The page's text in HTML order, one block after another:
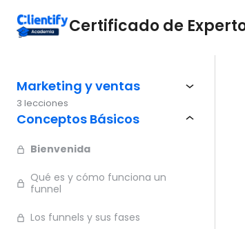
Certificado de
Marketing y ventas
3 lecciones
Conceptos Básicos
Bienvenida
Qué es y cómo funciona un
funnel
Los funnels y sus fases